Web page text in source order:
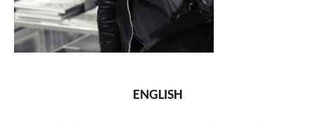
ENGLISH